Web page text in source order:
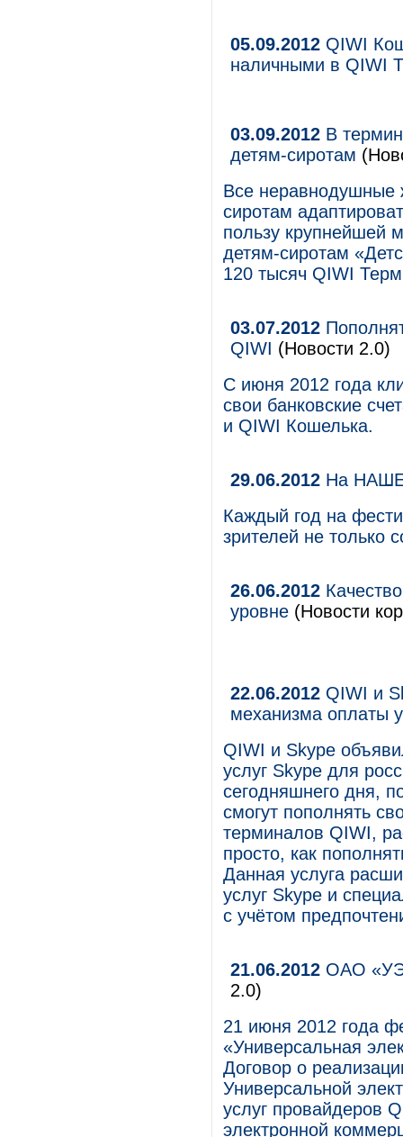
05.09.2012 QIWI
наличными в QIWI
03.09.2012 В
детям-сиротам
Все неравнодушные
сиротам
пользу крупнейшей
детям-сиротам
120 тысяч QIWI
03.07.2012
QIWI (Новости 2.0)
С июня 2012 года
свои банковские
и QIWI Кошелька.
29.06.2012 На
Каждый год на
зрителей не только
26.06.2012
уровне (Новости
22.06.2012 QIWI и
механизма оплаты
QIWI и Skype
услуг Skype для
сегодняшнего дня,
смогут пополнять
терминалов QIWI,
просто, как
Данная услуга
услуг Skype и
с учётом
21.06.2012 ОАО
2.0)
21 июня 2012 года
«Универсальная
Договор о
Универсальной
услуг провайдеров
электронной